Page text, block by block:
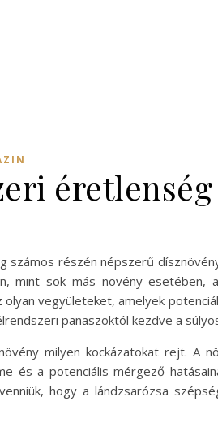
részén népszerű
mint sok más növény esetében,
vegyületeket, amelyek
panaszoktól kezdve a
milyen kockázatokat rejt. A
és a potenciális mérgező
hogy a lándzsarózsa